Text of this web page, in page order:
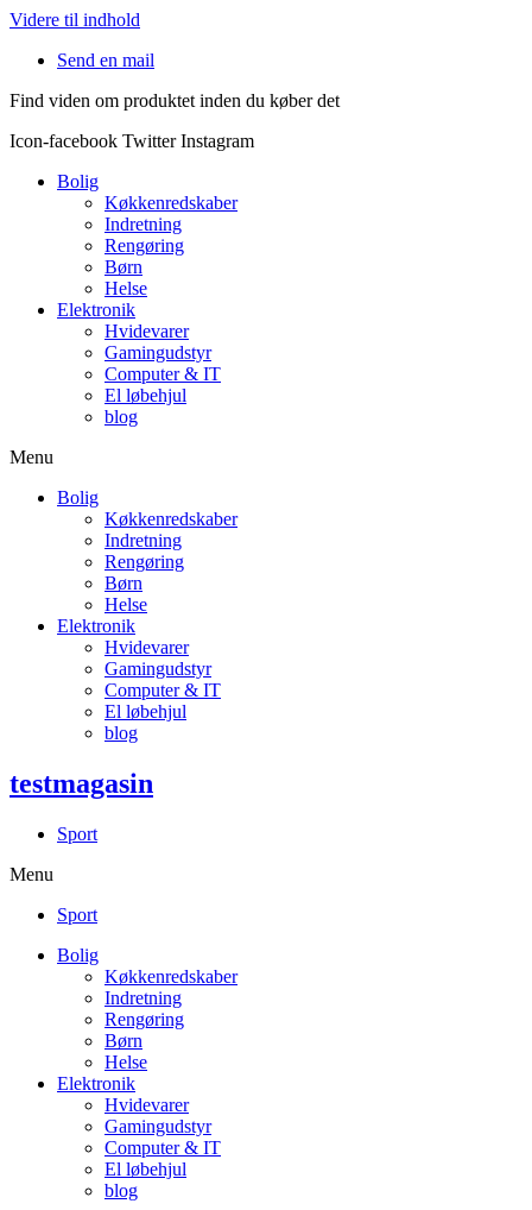
Videre til indhold
Send en mail
Find viden om produktet inden du køber det
Icon-facebook Twitter Instagram
Bolig
Køkkenredskaber
Indretning
Rengøring
Børn
Helse
Elektronik
Hvidevarer
Gamingudstyr
Computer & IT
El løbehjul
blog
Menu
Bolig
Køkkenredskaber
Indretning
Rengøring
Børn
Helse
Elektronik
Hvidevarer
Gamingudstyr
Computer & IT
El løbehjul
blog
testmagasin
Sport
Menu
Sport
Bolig
Køkkenredskaber
Indretning
Rengøring
Børn
Helse
Elektronik
Hvidevarer
Gamingudstyr
Computer & IT
El løbehjul
blog